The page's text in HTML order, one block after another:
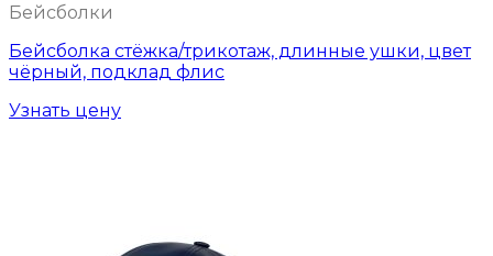
Бейсболки
Бейсболка стёжка/трикотаж, длинные ушки, цвет
чёрный, подклад флис
Узнать цену